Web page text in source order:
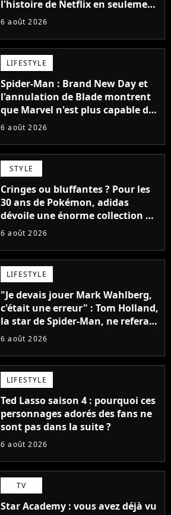
l'histoire de Netflix en seulement
48 jours
6 août 2026
LIFESTYLE
Spider-Man : Brand New Day et
l'annulation de Blade montrent
que Marvel n'est plus capable de
faire quoi que ce soit de simple
6 août 2026
STYLE
Cringes ou bluffantes ? Pour les
30 ans de Pokémon, adidas
dévoile une énorme collection de
sneakers et je ne sais pas quoi en
6 août 2026
LIFESTYLE
"Je devais jouer Mark Wahlberg,
c'était une erreur" : Tom Holland,
la star de Spider-Man, ne referait
pas ce blockbuster
6 août 2026
LIFESTYLE
Ted Lasso saison 4 : pourquoi ces
personnages adorés des fans ne
sont pas dans la suite ?
6 août 2026
TV
Star Academy : vous avez déjà vu